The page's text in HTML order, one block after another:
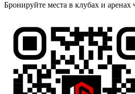
Бронируйте места в клубах и